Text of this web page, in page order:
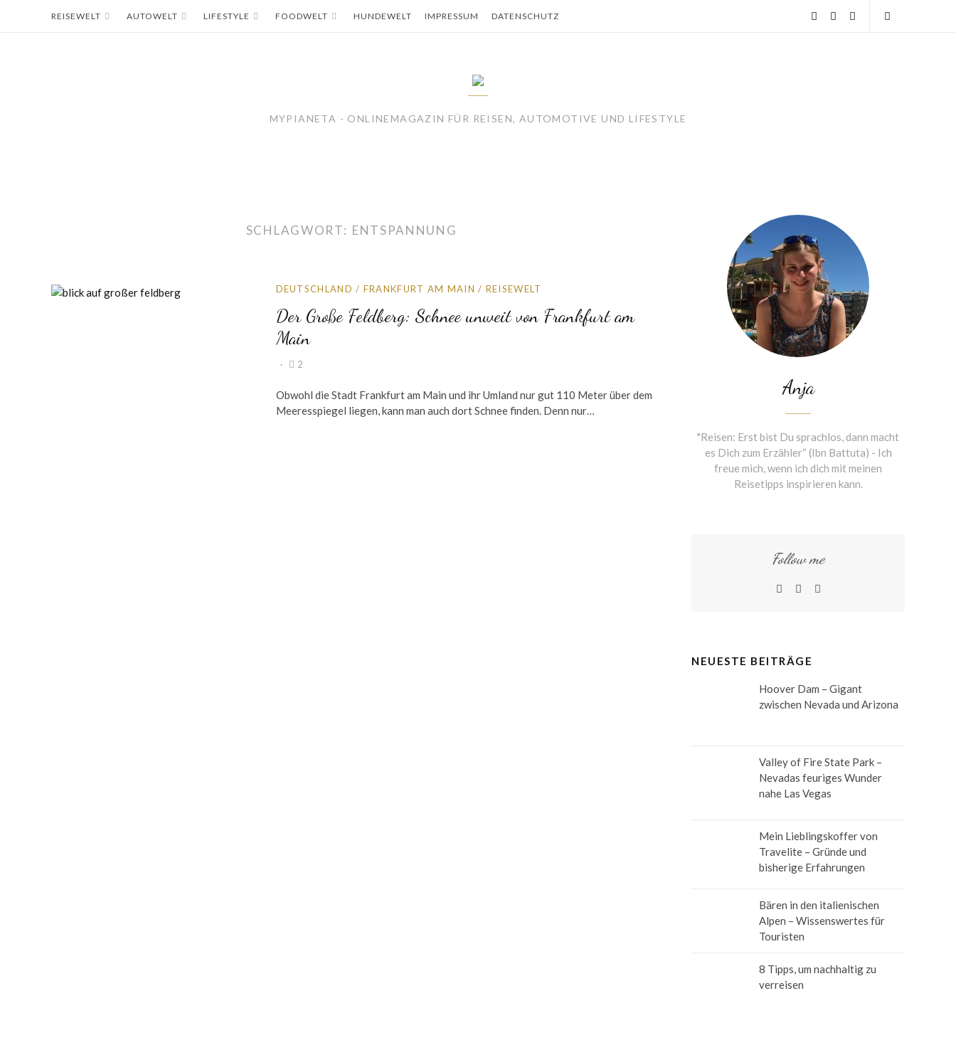
REISEWELT AUTOWELT LIFESTYLE FOODWELT HUNDEWELT IMPRESSUM DATENSCHUTZ instagramfacebooklinkedin
MYPIANETA - ONLINEMAGAZIN FÜR REISEN, AUTOMOTIVE UND LIFESTYLE
SCHLAGWORT: ENTSPANNUNG
DEUTSCHLAND / FRANKFURT AM MAIN / REISEWELT
Der Große Feldberg: Schnee unweit von Frankfurt am
Main
2
Obwohl die Stadt Frankfurt am Main und ihr Umland nur gut 110 Meter über dem
Meeresspiegel liegen, kann man auch dort Schnee finden. Denn nur…
Anja
"Reisen: Erst bist Du sprachlos, dann macht
es Dich zum Erzähler“ (Ibn Battuta) - Ich
freue mich, wenn ich dich mit meinen
Reisetipps inspirieren kann.
Follow me
instagram
facebook
linkedin
NEUESTE BEITRÄGE
Hoover Dam – Gigant
zwischen Nevada und Arizona
Valley of Fire State Park –
Nevadas feuriges Wunder
nahe Las Vegas
Mein Lieblingskoffer von
Travelite – Gründe und
bisherige Erfahrungen
Bären in den italienischen
Alpen – Wissenswertes für
Touristen
8 Tipps, um nachhaltig zu
verreisen